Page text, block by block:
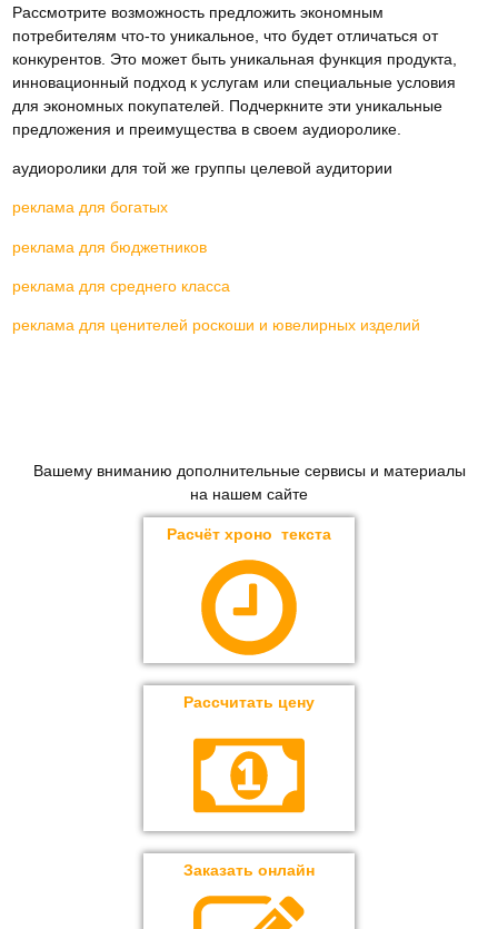
Рассмотрите возможность предложить экономным
потребителям что-то уникальное, что будет отличаться от
конкурентов. Это может быть уникальная функция продукта,
инновационный подход к услугам или специальные условия
для экономных покупателей. Подчеркните эти уникальные
предложения и преимущества в своем аудиоролике.
аудиоролики для той же группы целевой аудитории
реклама для богатых
реклама для бюджетников
реклама для среднего класса
реклама для ценителей роскоши и ювелирных изделий
Вашему вниманию дополнительные сервисы и материалы
на нашем сайте
Расчёт хроно текста
Рассчитать цену
Заказать онлайн